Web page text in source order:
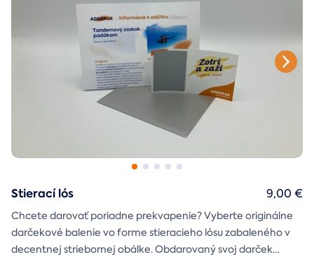
Stierací lós
Chcete darovať poriadne prekvapenie? Vyberte originálne
darčekové balenie vo forme stieracieho lósu zabaleného v
decentnej striebornej obálke. Obdarovaný svoj darček
9,00 €